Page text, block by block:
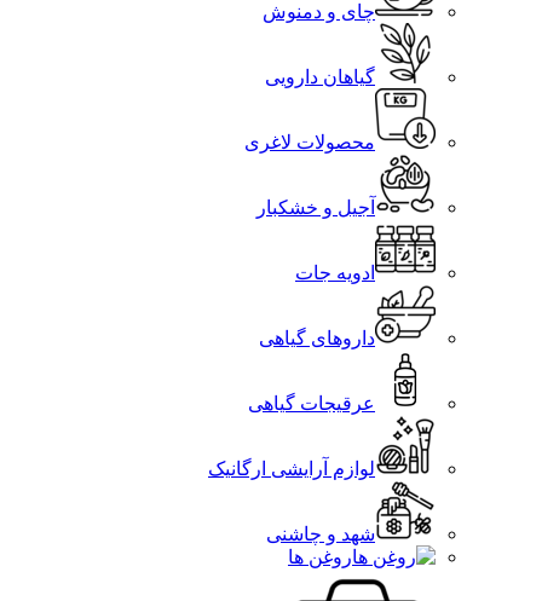
چای و دمنوش
گیاهان دارویی
محصولات لاغری
آجیل و خشکبار
ادویه جات
داروهای گیاهی
عرقیجات گیاهی
لوازم آرایشی ارگانیک
شهد و چاشنی
روغن ها